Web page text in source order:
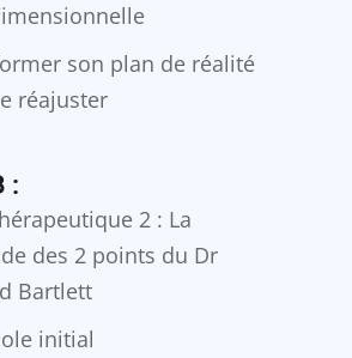
son plan de réalité
réajuster
:
2 : La
des 2 points du Dr
Bartlett
initial